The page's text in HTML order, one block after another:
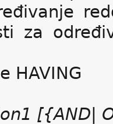
za
HAVING
[{AND|